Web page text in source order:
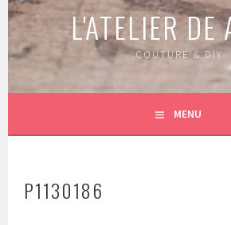
L'ATELIER DE
COUTURE & DIY
MENU
P1130186